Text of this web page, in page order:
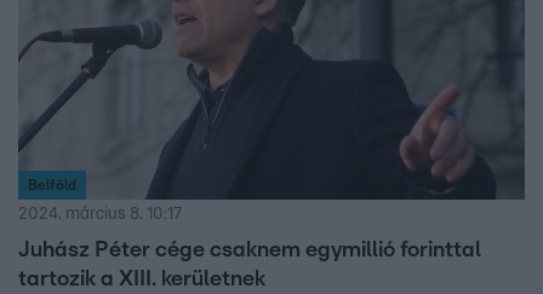
Belföld
2024. március 8. 10:17
Juhász Péter cége csaknem egymillió forinttal
tartozik a XIII. kerületnek